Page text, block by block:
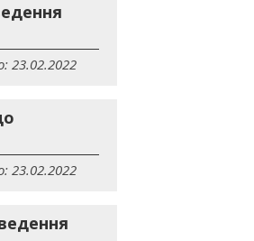
23.02.2022
23.02.2022